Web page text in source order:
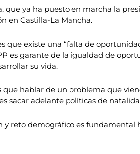
ya ha puesto en marcha la
en Castilla-La Mancha.
que existe una “falta de
es garante de la igualdad de
su vida.
hablar de un problema que
sacar adelante políticas de
y reto demográfico es